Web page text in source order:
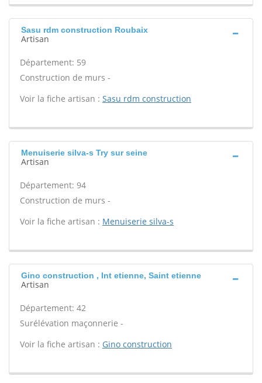
Sasu rdm construction Roubaix
Artisan
Département: 59
Construction de murs -
Voir la fiche artisan : Sasu rdm construction
Menuiserie silva-s Try sur seine
Artisan
Département: 94
Construction de murs -
Voir la fiche artisan : Menuiserie silva-s
Gino construction , Int etienne, Saint etienne
Artisan
Département: 42
Surélévation maçonnerie -
Voir la fiche artisan : Gino construction